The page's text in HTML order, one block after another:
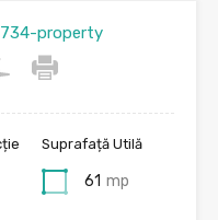
property
Suprafață Utilă
61 mp